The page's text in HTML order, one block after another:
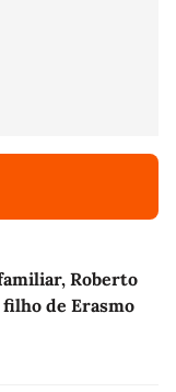
Roberto
filho de Erasmo